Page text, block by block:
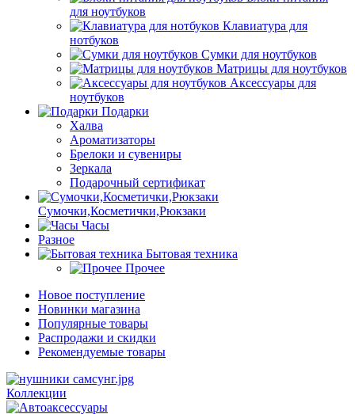
для ноутбуков
Клавиатура для
нотбуков
Сумки для ноутбуков
Матрицы для ноутбуков
Аксессуары для
ноутбуков
Подарки
Халва
Ароматизаторы
Брелоки и сувениры
Зеркала
Подарочный сертификат
Сумочки,Косметички,Рюкзаки
Часы
Разное
Бытовая техника
Прочее
Новое поступление
Новинки магазина
Популярные товары
Распродажи и скидки
Рекомендуемые товары
Коллекции